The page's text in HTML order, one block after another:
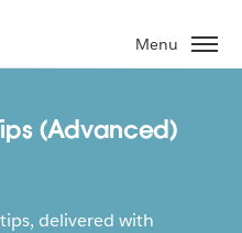
Menu
(Advanced)
delivered with